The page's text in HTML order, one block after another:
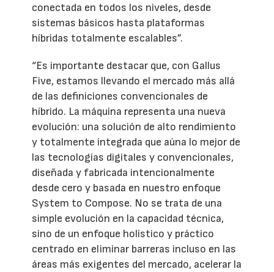
conectada en todos los niveles, desde
sistemas básicos hasta plataformas
híbridas totalmente escalables”.
“Es importante destacar que, con Gallus
Five, estamos llevando el mercado más allá
de las definiciones convencionales de
híbrido. La máquina representa una nueva
evolución: una solución de alto rendimiento
y totalmente integrada que aúna lo mejor de
las tecnologías digitales y convencionales,
diseñada y fabricada intencionalmente
desde cero y basada en nuestro enfoque
System to Compose. No se trata de una
simple evolución en la capacidad técnica,
sino de un enfoque holístico y práctico
centrado en eliminar barreras incluso en las
áreas más exigentes del mercado, acelerar la